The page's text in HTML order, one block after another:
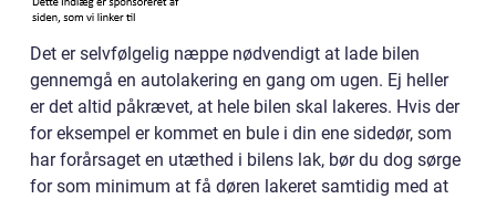
Det er selvfølgelig næppe nødvendigt at lade bilen
gennemgå en autolakering en gang om ugen. Ej heller
er det altid påkrævet, at hele bilen skal lakeres. Hvis der
for eksempel er kommet en bule i din ene sidedør, som
har forårsaget en utæthed i bilens lak, bør du dog sørge
for som minimum at få døren lakeret samtidig med at